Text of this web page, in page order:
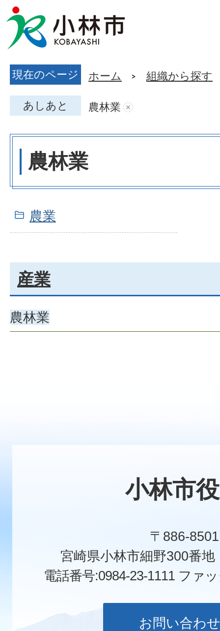
現在のページ ホーム 組織から探す
あしあと 農林業
農林業
農業
産業
農林業
小林市
〒886-8501
宮崎県小林市細野300番
電話番号:0984-23-1111 ファ
お問い合わせ